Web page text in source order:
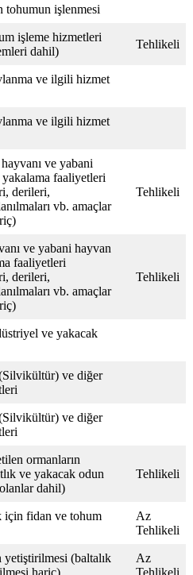
işlenmesi
işleme hizmetleri
dahil)
Tehlikeli
ve ilgili hizmet
ve ilgili hizmet
ve yabani
faaliyetleri
derileri,
vb. amaçlar
Tehlikeli
ve yabani hayvan
faaliyetleri
derileri,
vb. amaçlar
Tehlikeli
ve yakacak
ve diğer
ve diğer
ormanların
ve yakacak odun
dahil)
Tehlikeli
için fidan ve tohum
Az
Tehlikeli
yetiştirilmesi (baltalık
hariç)
Az
Tehlikeli